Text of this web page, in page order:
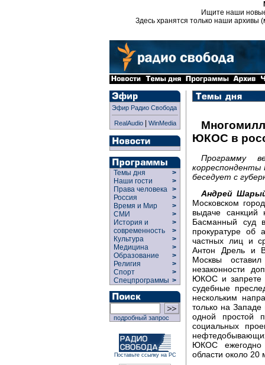
Ищите наши
Здесь хранятся только наши архивы
Эфир Радио Свобода
RealAudio| WinMedia
Темы дня
>
Наши гости
>
Права человека >
Россия
>
Время и Мир
>
СМИ
>
История и
современность
>
>
Культура
>
Медицина
>
Образование
>
Религия
>
Спорт
>
Спецпрограммы >
подробный запрос
Поставьте ссылку на РС
ЮКОС в
Программу
корреспонденты
беседует с
Андрей
Московском
выдаче санкций
Басманный суд в
прокуратуре об
частных лиц и
Антон Дрель и
Москвы
незаконности
ЮКОС и запрете
судебные
нескольким
только на
одной простой
социальных
ЮКОС ежегодно
области около 20